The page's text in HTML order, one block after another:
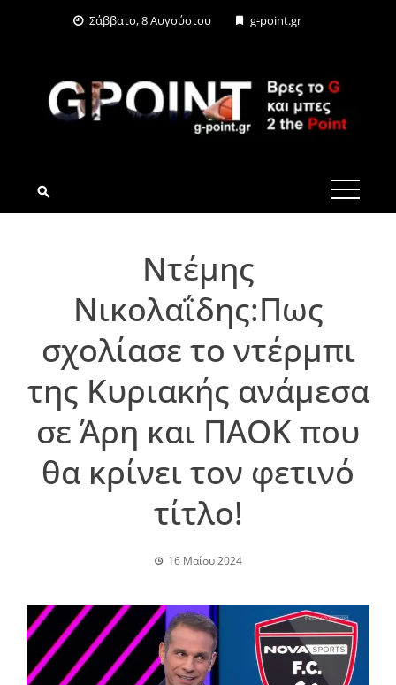
Σάββατο, 8 Αυγούστου g-point.gr
G-POINT.GR
Ντέμης
Νικολαΐδης:Πως
σχολίασε το ντέρμπι
της Κυριακής ανάμεσα
σε Άρη και ΠΑΟΚ που
θα κρίνει τον φετινό
τίτλο!
16 Μαΐου 2024